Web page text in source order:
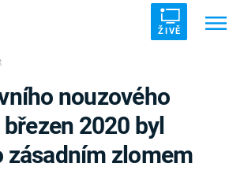
ŽIVĚ
DÁVNOVĚKUnouzového
2020 byl
zásadním zlomem